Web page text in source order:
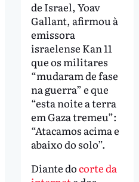
de Israel, Yoav
Gallant, afirmou à
emissora
israelense Kan 11
que os militares
“mudaram de fase
na guerra” e que
“esta noite a terra
em Gaza tremeu”:
“Atacamos acima e
abaixo do solo”.
Diante docorte da